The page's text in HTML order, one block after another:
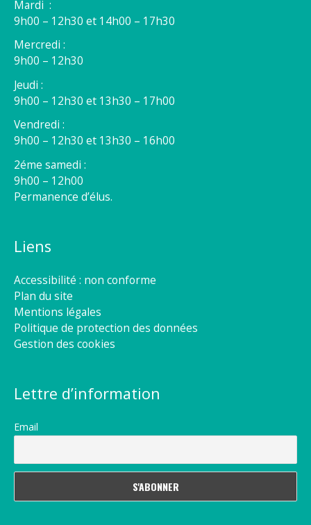
Mardi :
9h00 – 12h30 et 14h00 – 17h30
Mercredi :
9h00 – 12h30
Jeudi :
9h00 – 12h30 et 13h30 – 17h00
Vendredi :
9h00 – 12h30 et 13h30 – 16h00
2éme samedi :
9h00 – 12h00
Permanence d’élus.
Liens
Accessibilité : non conforme
Plan du site
Mentions légales
Politique de protection des données
Gestion des cookies
Lettre d’information
Email